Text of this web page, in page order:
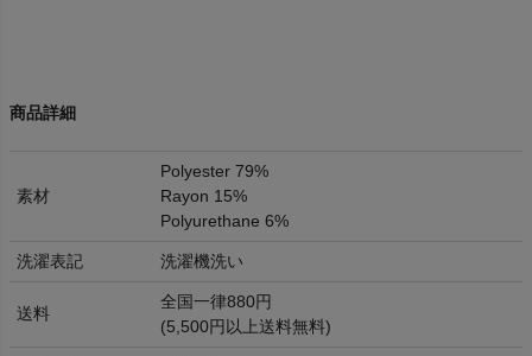
商品詳細
素材
Polyester 79%
Rayon 15%
Polyurethane 6%
洗濯表記 洗濯機洗い
送料
全国一律880円
(5,500円以上送料無料)